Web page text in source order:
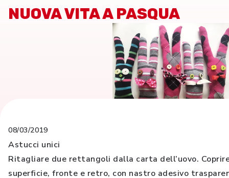
NUOVA VITA A PASQUA
08/03/2019
Astucci unici
Ritagliare due rettangoli dalla carta dell’uovo.
superficie, fronte e retro, con nastro adesivo